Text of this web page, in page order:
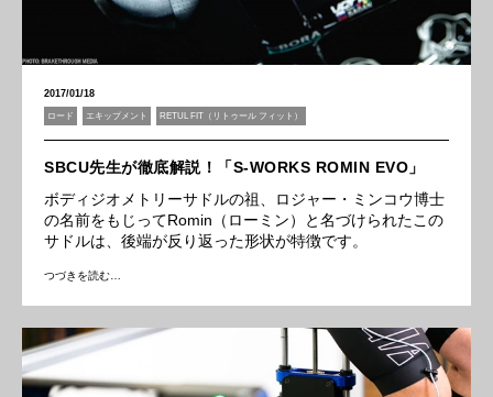
2017/01/18
ロード エキップメント RETUL FIT（リトゥール フィット）
SBCU先生が徹底解説！「S-WORKS ROMIN EVO」
ボディジオメトリーサドルの祖、ロジャー・ミンコウ博士
の名前をもじってRomin（ローミン）と名づけられたこの
サドルは、後端が反り返った形状が特徴です。
つづきを読む…